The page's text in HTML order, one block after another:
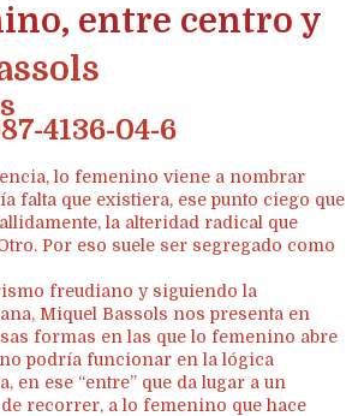
entre centro y
4136-04-6
lo femenino viene a nombrar
falta que existiera, ese punto ciego que
la alteridad radical que
Por eso suele ser segregado como
freudiano y siguiendo la
Miquel Bassols nos presenta en
formas en las que lo femenino abre
podría funcionar en la lógica
en ese “entre” que da lugar a un
recorrer, a lo femenino que hace